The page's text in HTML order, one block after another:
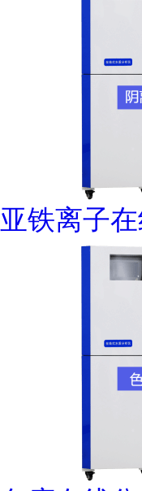
亚铁离子